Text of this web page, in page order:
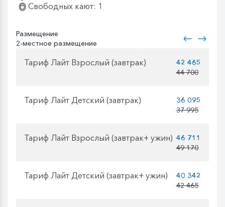
Свободных кают: 1
Размещение
2-местное размещение
Тариф Лайт Взрослый (завтрак)
42 465
44 700
Тариф Лайт Детский (завтрак)
36 095
37 995
Тариф Лайт Взрослый (завтрак+ ужин) 46 711
49 170
Тариф Лайт Детский (завтрак+ ужин)
40 342
42 465